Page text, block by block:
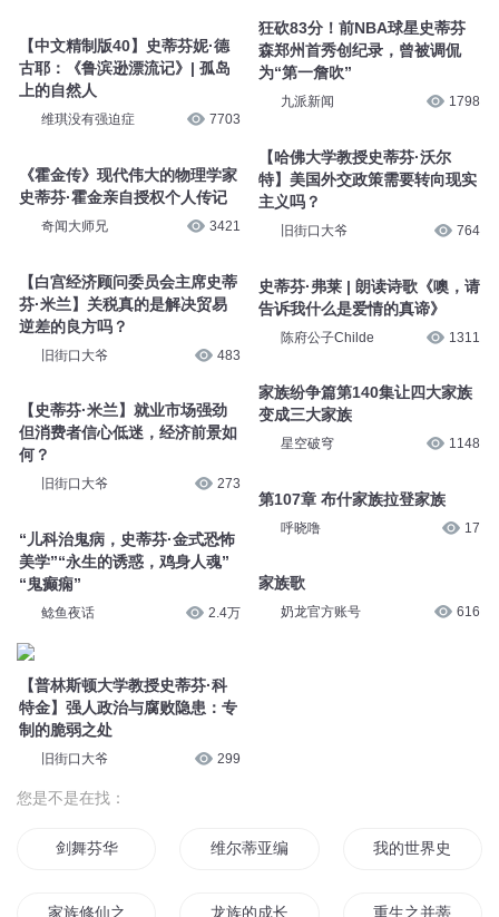
【中文精制版40】史蒂芬妮·德
古耶：《鲁滨逊漂流记》| 孤岛
上的自然人
维琪没有强迫症 7703
《霍金传》现代伟大的物理学家
史蒂芬·霍金亲自授权个人传记
奇闻大师兄 3421
【白宫经济顾问委员会主席史蒂
芬·米兰】关税真的是解决贸易
逆差的良方吗？
旧街口大爷 483
【史蒂芬·米兰】就业市场强劲
但消费者信心低迷，经济前景如
何？
旧街口大爷 273
“儿科治鬼病，史蒂芬·金式恐怖
美学”“永生的诱惑，鸡身人魂”
“鬼癫痫”
鲶鱼夜话 2.4万
【普林斯顿大学教授史蒂芬·科
特金】强人政治与腐败隐患：专
制的脆弱之处
旧街口大爷 299
狂砍83分！前NBA球星史蒂芬
森郑州首秀创纪录，曾被调侃
为“第一詹吹”
九派新闻 1798
【哈佛大学教授史蒂芬·沃尔
特】美国外交政策需要转向现实
主义吗？
旧街口大爷 764
史蒂芬·弗莱 | 朗读诗歌《噢，请
告诉我什么是爱情的真谛》
陈府公子Childe 1311
家族纷争篇第140集让四大家族
变成三大家族
星空破穹 1148
第107章 布什家族拉登家族
呼晓噜 17
家族歌
奶龙官方账号 616
您是不是在找：
剑舞芬华 维尔蒂亚编年史 我的世界史蒂夫传
家族修仙之史上最强老祖龙族的成长史 重生之并蒂